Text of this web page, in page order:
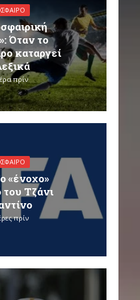
Όταν το
καταργεί
πρίν
«ένοχο»
Τζάνι
πρίν